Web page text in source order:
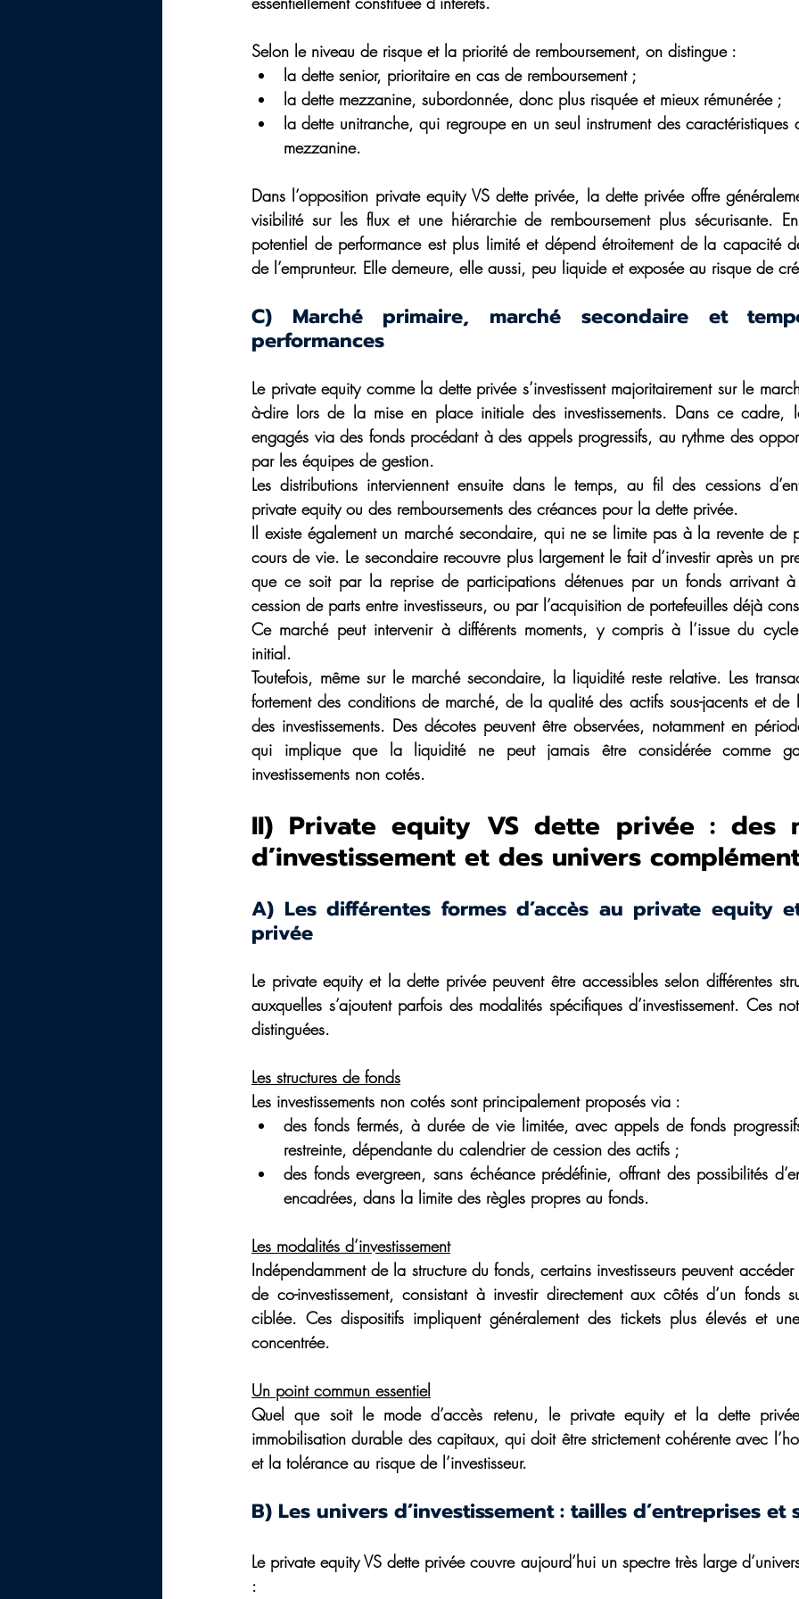
Selon le niveau de risque et la priorité de remboursement, on distingue :
la dette senior, prioritaire en cas de remboursement ;
la dette mezzanine, subordonnée, donc plus risquée et mieux rémunérée ;
la dette unitranche, qui regroupe en un seul instrument des caractéristiques
mezzanine.
Dans l’opposition private equity VS dette privée, la dette privée offre
visibilité sur les flux et une hiérarchie de remboursement plus sécurisante.
potentiel de performance est plus limité et dépend étroitement de la capacité
de l’emprunteur. Elle demeure, elle aussi, peu liquide et exposée au risque de
C) Marché primaire, marché secondaire et
performances
Le private equity comme la dette privée s’investissent majoritairement sur le
à-dire lors de la mise en place initiale des investissements. Dans ce cadre,
engagés via des fonds procédant à des appels progressifs, au rythme des
par les équipes de gestion.
Les distributions interviennent ensuite dans le temps, au fil des cessions
private equity ou des remboursements des créances pour la dette privée.
Il existe également un marché secondaire, qui ne se limite pas à la revente de
cours de vie. Le secondaire recouvre plus largement le fait d’investir après un
que ce soit par la reprise de participations détenues par un fonds arrivant
cession de parts entre investisseurs, ou par l’acquisition de portefeuilles déjà
Ce marché peut intervenir à différents moments, y compris à l’issue du cycle
initial.
Toutefois, même sur le marché secondaire, la liquidité reste relative. Les
fortement des conditions de marché, de la qualité des actifs sous-jacents et de
des investissements. Des décotes peuvent être observées, notamment en
qui implique que la liquidité ne peut jamais être considérée comme
investissements non cotés.
II) Private equity VS dette privée : des
d’investissement et des univers
A) Les différentes formes d’accès au private equity
privée
Le private equity et la dette privée peuvent être accessibles selon différentes
auxquelles s’ajoutent parfois des modalités spécifiques d’investissement. Ces
distinguées.
Les structures de fonds
Les investissements non cotés sont principalement proposés via :
des fonds fermés, à durée de vie limitée, avec appels de fonds
restreinte, dépendante du calendrier de cession des actifs ;
des fonds evergreen, sans échéance prédéfinie, offrant des possibilités
encadrées, dans la limite des règles propres au fonds.
Les modalités d’investissement
Indépendamment de la structure du fonds, certains investisseurs peuvent
de co-investissement, consistant à investir directement aux côtés d’un fonds
ciblée. Ces dispositifs impliquent généralement des tickets plus élevés et
concentrée.
Un point commun essentiel
Quel que soit le mode d’accès retenu, le private equity et la dette
immobilisation durable des capitaux, qui doit être strictement cohérente avec
et la tolérance au risque de l’investisseur.
B) Les univers d’investissement : tailles d’entreprises et
Le private equity VS dette privée couvre aujourd’hui un spectre très large
: